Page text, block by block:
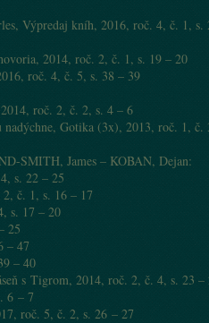
Výpredaj kníh, 2016, roč. 4, č. 1, s.
2014, roč. 2, č. 1, s. 19 – 20
roč. 4, č. 5, s. 38 – 39
roč. 2, č. 2, s. 4 – 6
Gotika (3x), 2013, roč. 1, č.
SMITH, James – KOBAN, Dejan:
s. 22 – 25
č. 1, s. 16 – 17
s. 17 – 20
25
– 47
– 40
s Tigrom, 2014, roč. 2, č. 4, s. 23 –
6 – 7
roč. 5, č. 2, s. 26 – 27